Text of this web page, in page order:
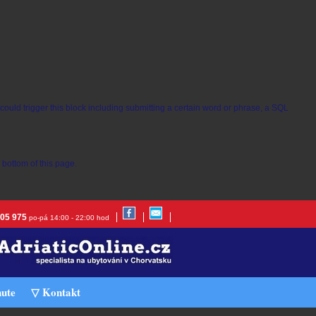
trigger this block including submitting a certain word or phrase, a SQL
of this page.
975 po-pá 14:00 - 22:00 hod
▽ Kontakt